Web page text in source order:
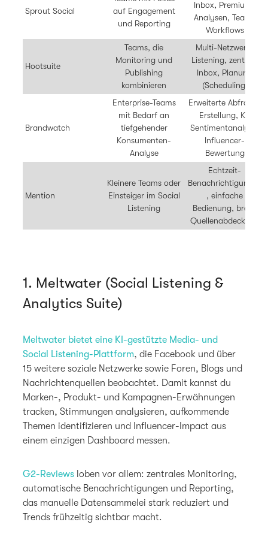
Sprout Social
auf Engagement
und Reporting
Inbox, Premium-
Analysen, Team-
Workflows
Hootsuite
Teams, die
Monitoring und
Publishing
kombinieren
Multi-Netzwerk-
Listening, zentrale
Inbox, Planung
(Scheduling)
Brandwatch
Enterprise-Teams
mit Bedarf an
tiefgehender
Konsumenten-
Analyse
Erweiterte Abfrage-
Erstellung, KI-
Sentimentanalyse,
Influencer-
Bewertung
Mention
Kleinere Teams oder
Einsteiger im Social
Listening
Echtzeit-
Benachrichtigungen
, einfache
Bedienung, breite
Quellenabdeckung
1. Meltwater (Social Listening &
Analytics Suite)
Meltwater bietet eine KI-gestützte Media- und
Social Listening-Plattform, die Facebook und über
15 weitere soziale Netzwerke sowie Foren, Blogs und
Nachrichtenquellen beobachtet. Damit kannst du
Marken-, Produkt- und Kampagnen-Erwähnungen
tracken, Stimmungen analysieren, aufkommende
Themen identifizieren und Influencer-Impact aus
einem einzigen Dashboard messen.
G2-Reviews loben vor allem: zentrales Monitoring,
automatische Benachrichtigungen und Reporting,
das manuelle Datensammelei stark reduziert und
Trends frühzeitig sichtbar macht.